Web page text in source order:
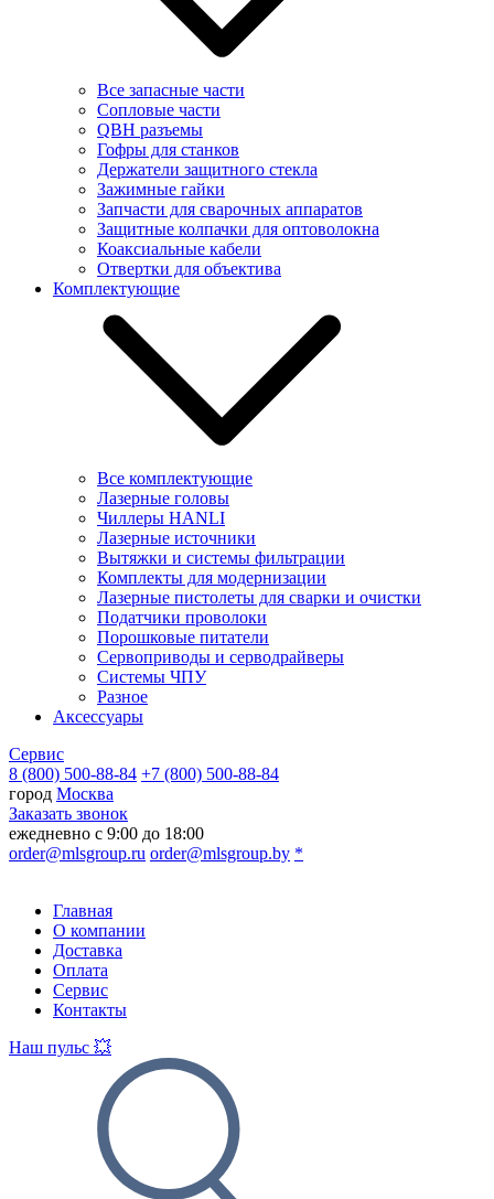
Все запасные части
Сопловые части
QBH разъемы
Гофры для станков
Держатели защитного стекла
Зажимные гайки
Запчасти для сварочных аппаратов
Защитные колпачки для оптоволокна
Коаксиальные кабели
Отвертки для объектива
Комплектующие
Все комплектующие
Лазерные головы
Чиллеры HANLI
Лазерные источники
Вытяжки и системы фильтрации
Комплекты для модернизации
Лазерные пистолеты для сварки и очистки
Податчики проволоки
Порошковые питатели
Сервоприводы и серводрайверы
Системы ЧПУ
Разное
Аксессуары
Сервис
8 (800) 500-88-84 +7 (800) 500-88-84
город Москва
Заказать звонок
ежедневно с 9:00 до 18:00
order@mlsgroup.ru order@mlsgroup.by *
Главная
О компании
Доставка
Оплата
Сервис
Контакты
Наш пульс 💥